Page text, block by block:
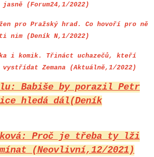
(Forum24,1/2022)
žen pro Pražský hrad. Co hovoří pro ně
nim (Deník N,1/2022)
i komik. Třináct uchazečů, kteří
Zemana (Aktuálně,1/2022)
Babiše by porazil Petr
hledá dál(Deník
Proč je třeba ty lži
(Neovlivní,12/2021)